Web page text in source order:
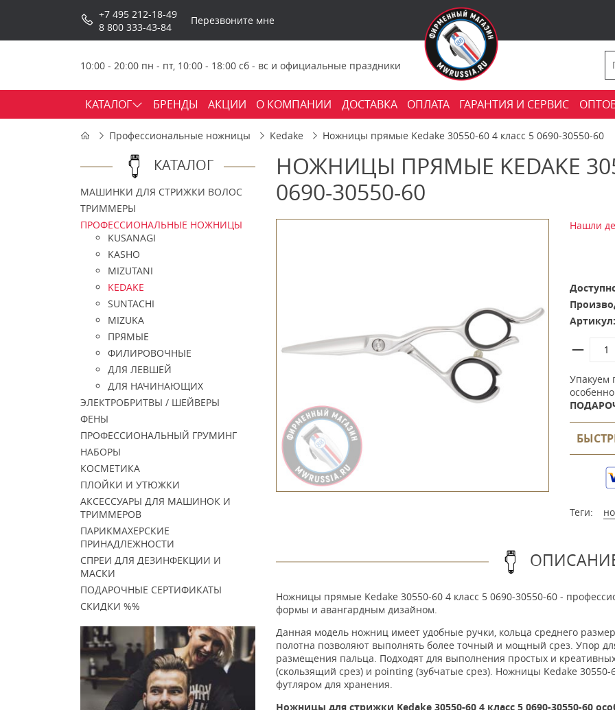
+7 495 212-18-49
8 800 333-43-84
Перезвоните мне
10:00 - 20:00 пн - пт, 10:00 - 18:00 сб - вс и официальные праздники
КАТАЛОГ БРЕНДЫ АКЦИИ О КОМПАНИИ ДОСТАВКА ОПЛАТА ГАРАНТИЯ И СЕРВИС
Профессиональные ножницы Kedake Ножницы прямые Kedake 30550-60 4 класс 5 0690-30550-60
КАТАЛОГ
МАШИНКИ ДЛЯ СТРИЖКИ ВОЛОС
ТРИММЕРЫ
ПРОФЕССИОНАЛЬНЫЕ НОЖНИЦЫ
KUSANAGI
KASHO
MIZUTANI
KEDAKE
SUNTACHI
MIZUKA
ПРЯМЫЕ
ФИЛИРОВОЧНЫЕ
ДЛЯ ЛЕВШЕЙ
ДЛЯ НАЧИНАЮЩИХ
ЭЛЕКТРОБРИТВЫ / ШЕЙВЕРЫ
ФЕНЫ
ПРОФЕССИОНАЛЬНЫЙ ГРУМИНГ
НАБОРЫ
КОСМЕТИКА
ПЛОЙКИ И УТЮЖКИ
АКСЕССУАРЫ ДЛЯ МАШИНОК И
ТРИММЕРОВ
ПАРИКМАХЕРСКИЕ
ПРИНАДЛЕЖНОСТИ
СПРЕИ ДЛЯ ДЕЗИНФЕКЦИИ И
МАСКИ
ПОДАРОЧНЫЕ СЕРТИФИКАТЫ
СКИДКИ %%
НОЖНИЦЫ ПРЯМЫЕ KEDAKE
0690-30550-60
Нашли
Артикул:
Упакуем
Теги:
Ножницы прямые Kedake 30550-60 4 класс 5 0690-30550-60 -
формы и авангардным дизайном.
Данная модель ножниц имеет удобные ручки, кольца среднего
полотна позволяют выполнять более точный и мощный срез. Упор
размещения пальца. Подходят для выполнения простых и
(скользящий срез) и pointing (зубчатые срез). Ножницы Kedake 30550-
футляром для хранения.
Ножницы для стрижки Kedake 30550-60 4 класс 5 0690-30550-60